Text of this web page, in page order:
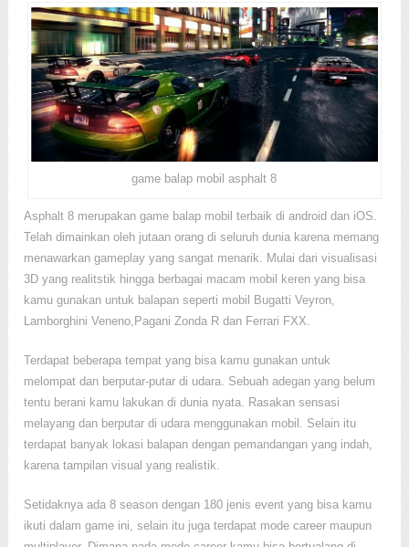
game balap mobil asphalt 8
Asphalt 8 merupakan game balap mobil terbaik di android dan iOS.
Telah dimainkan oleh jutaan orang di seluruh dunia karena memang
menawarkan gameplay yang sangat menarik. Mulai dari visualisasi
3D yang realitstik hingga berbagai macam mobil keren yang bisa
kamu gunakan untuk balapan seperti mobil Bugatti Veyron,
Lamborghini Veneno,Pagani Zonda R dan Ferrari FXX.
Terdapat beberapa tempat yang bisa kamu gunakan untuk
melompat dan berputar-putar di udara. Sebuah adegan yang belum
tentu berani kamu lakukan di dunia nyata. Rasakan sensasi
melayang dan berputar di udara menggunakan mobil. Selain itu
terdapat banyak lokasi balapan dengan pemandangan yang indah,
karena tampilan visual yang realistik.
Setidaknya ada 8 season dengan 180 jenis event yang bisa kamu
ikuti dalam game ini, selain itu juga terdapat mode career maupun